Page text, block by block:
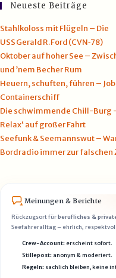
Neueste Beiträge
Stahlkoloss mit Flügeln – Die
USS Gerald R. Ford (CVN‑78)
Oktober auf hoher See –
und ’nem Becher Rum
Heuern, schuften, führen –
Containerschiff
Die schwimmende Chill-Burg
Relax‘ auf großer Fahrt
Seefunk & Seemannswut –
Bordradio immer zur falschen
Meinungen & Berichte
Rückzugsort fürberufliches &
Seefahreralltag – ehrlich,
Crew-Account:erscheint sofort.
Stillepost: anonym & moderiert.
Regeln: sachlich bleiben, keine